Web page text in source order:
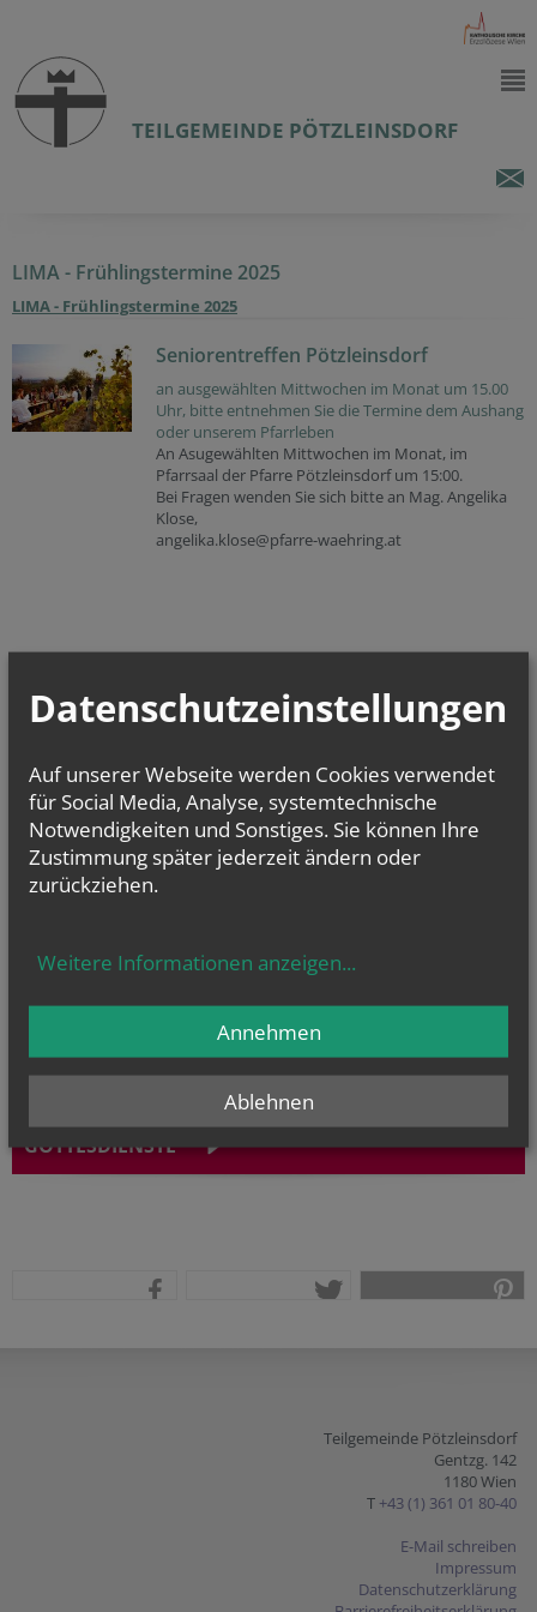
TEILGEMEINDE PÖTZLEINSDORF
LIMA - Frühlingstermine 2025
LIMA - Frühlingstermine 2025
Seniorentreffen Pötzleinsdorf
an ausgewählten Mittwochen im Monat um 15.00
Uhr, bitte entnehmen Sie die Termine dem Aushang
oder unserem Pfarrleben
An Asugewählten Mittwochen im Monat, im
Pfarrsaal der Pfarre Pötzleinsdorf um 15:00.
Bei Fragen wenden Sie sich bitte an Mag. Angelika
Klose,
angelika.klose@pfarre-waehring.at
NAMENSTAGE
Kajetan, Hl....
Um welchen Preis kann ein Mensch sein Leben zurückkaufen?
GOTTESDIENSTE
Teilgemeinde Pötzleinsdorf
Gentzg. 142
1180 Wien
T +43 (1) 361 01 80-40
E-Mail schreiben
Impressum
Datenschutzerklärung
Datenschutzeinstellungen
Auf unserer Webseite werden Cookies verwendet
für Social Media, Analyse, systemtechnische
Notwendigkeiten und Sonstiges. Sie können Ihre
Zustimmung später jederzeit ändern oder
zurückziehen.
Weitere Informationen anzeigen...
Ablehnen
Annehmen